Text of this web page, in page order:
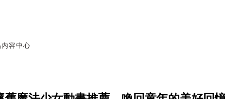
容中心